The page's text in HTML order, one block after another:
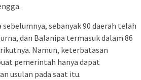
sebanyak 90 daerah telah
dan Balanipa termasuk dalam 86
Namun, keterbatasan
pemerintah hanya dapat
usulan pada saat itu.